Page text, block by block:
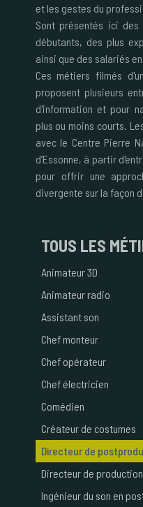
et les gestes du
Sont présentés ici
débutants, des plus
ainsi que des salariés en
Ces métiers filmés
proposent plusieurs
d'information et pour
plus ou moins courts.
avec le Centre Pierre
d’Essonne, à partir
pour offrir une
divergente sur la façon
TOUS LES
Animateur 3D
Animateur radio
Assistant son
Chef monteur
Chef opérateur
Chef électricien
Comédien
Créateur de costumes
Directeur de
Directeur de production
Ingénieur du son en